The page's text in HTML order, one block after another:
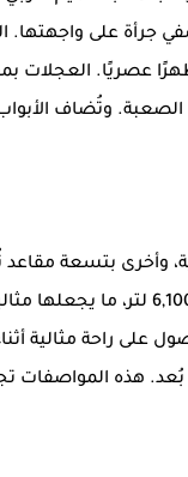
جرأة على واجهتها.
وتُضاف
وأخرى بتسعة
العائلي أو التجاري. وتمتاز بصندوق خلفي ضخم بسعة
راحة مثالية أثناء
بُعد. هذه المواصفات